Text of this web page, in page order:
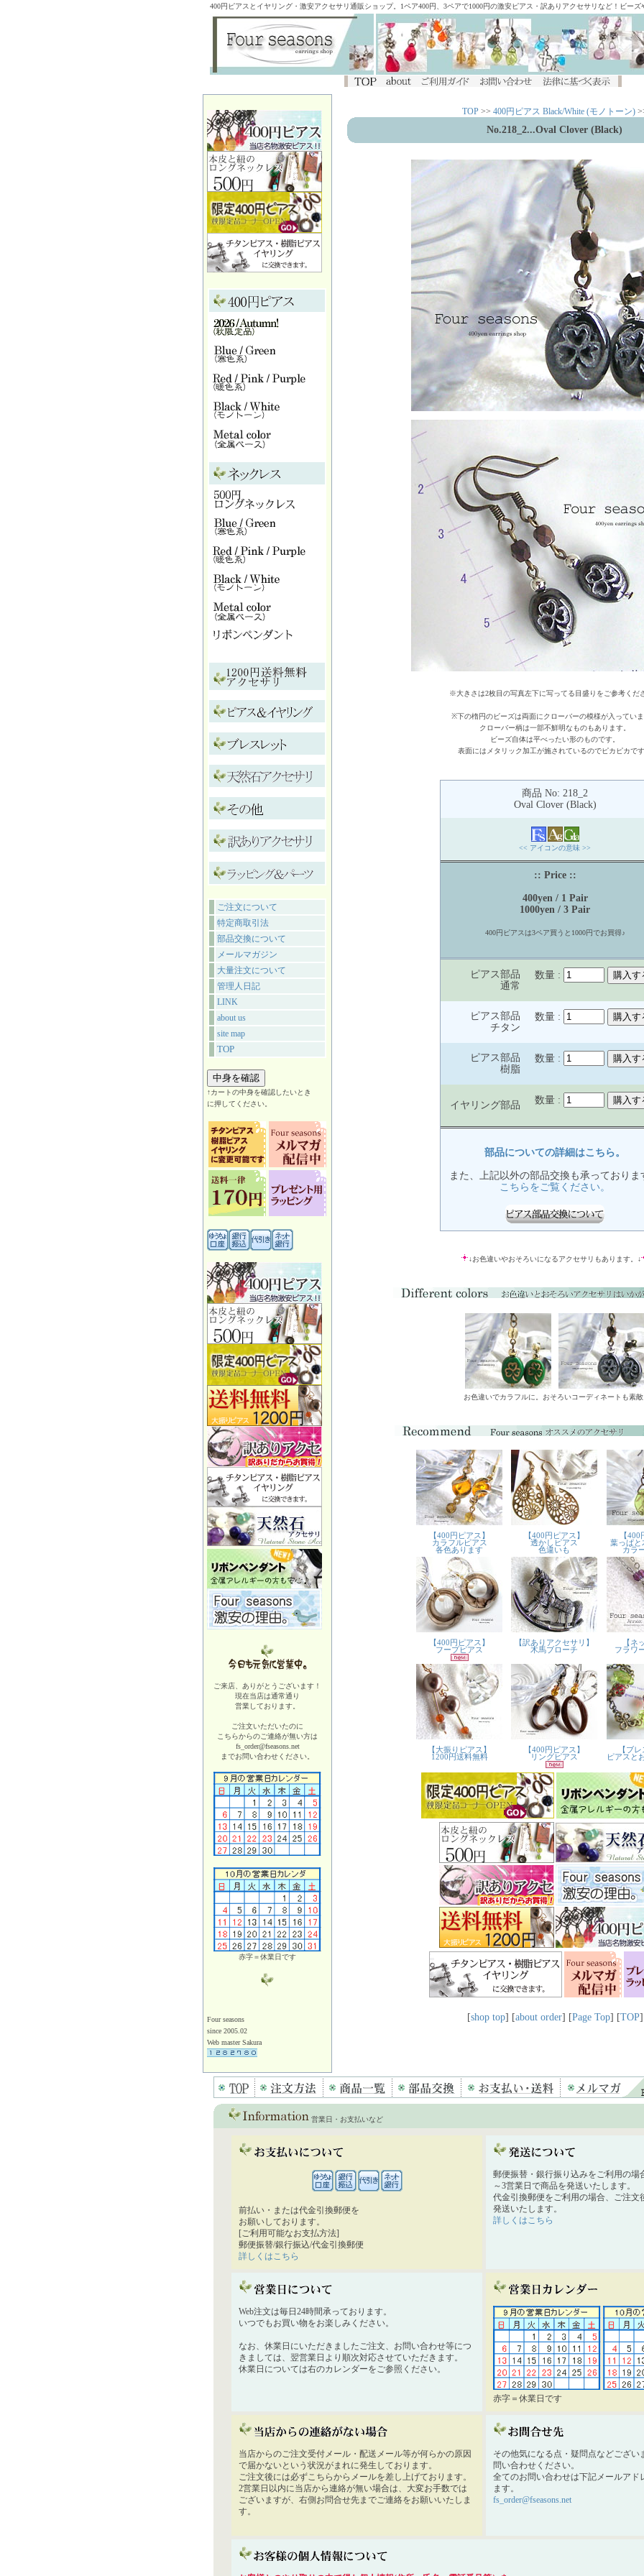
400円ピアスとイヤリング・激安アクセサリ通販ショップ。1ペア400円、3ペアで1000円の激安ピアス・訳ありアクセサリなど！ビー
ご注文について
特定商取引法
部品交換について
メールマガジン
大量注文について
管理人日記
LINK
about us
site map
TOP
↑カートの中身を確認したいとき
に押してください。
ご来店、ありがとうございます！
現在当店は通常通り
営業しております。
ご注文いただいたのに
こちらからのご連絡が無い方は
fs_order@fseasons.net
までお問い合わせください。
赤字＝休業日です
Four seasons
since 2005.02
Web master Sakura
TOP >> 400円ピアス Black/White (モノトーン)
No.218_2...Oval Clover (Black)
※大きさは2枚目の写真左下に写ってる目盛りをご参考くだ
※下の楕円のビーズは両面にクローバーの模様が入ってい
クローバー柄は一部不鮮明なものもあります。
ビーズ自体は平べったい形のものです。
表面にはメタリック加工が施されているのでピカピカで
商品 No: 218_2
Oval Clover (Black)
<< アイコンの意味 >>
:: Price ::
400yen / 1 Pair
1000yen / 3 Pair
400円ピアスは3ペア買うと1000円でお買得♪
ピアス部品
通常
数量 :
ピアス部品
チタン
数量 :
ピアス部品
樹脂
数量 :
イヤリング部品 数量 :
部品についての詳細はこちら。
また、上記以外の部品交換も承っておりま
こちらをご覧ください。
↓お色違いやおそろいになるアクセサリもあります。↓
お色違いでカラフルに。おそろいコーディネートも素敵
[shop top] [about order] [Page Top] [TOP]
営業日・お支払いなど
前払い・または代金引換郵便を
お願いしております。
[ご利用可能なお支払方法]
郵便振替/銀行振込/代金引換郵便
詳しくはこちら
郵便振替・銀行振り込みをご利用の場
～3営業日で商品を発送いたします。
代金引換郵便をご利用の場合、ご注文
発送いたします。
詳しくはこちら
Web注文は毎日24時間承っております。
いつでもお買い物をお楽しみください。
なお、休業日にいただきましたご注文、お問い合わせ等につ
きましては、翌営業日より順次対応させていただきます。
休業日については右のカレンダーをご参照ください。
赤字＝休業日です
当店からのご注文受付メール・配送メール等が何らかの原因
で届かないという状況がまれに発生しております。
ご注文後には必ずこちらからメールを差し上げております。
2営業日以内に当店から連絡が無い場合は、大変お手数では
ございますが、右側お問合せ先までご連絡をお願いいたしま
す。
その他気になる点・疑問点などござい
問い合わせください。
全てのお問い合わせは下記メールアド
ます。
fs_order@fseasons.net